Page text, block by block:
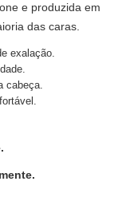
e produzida em
das caras.
exalação.
cabeça.